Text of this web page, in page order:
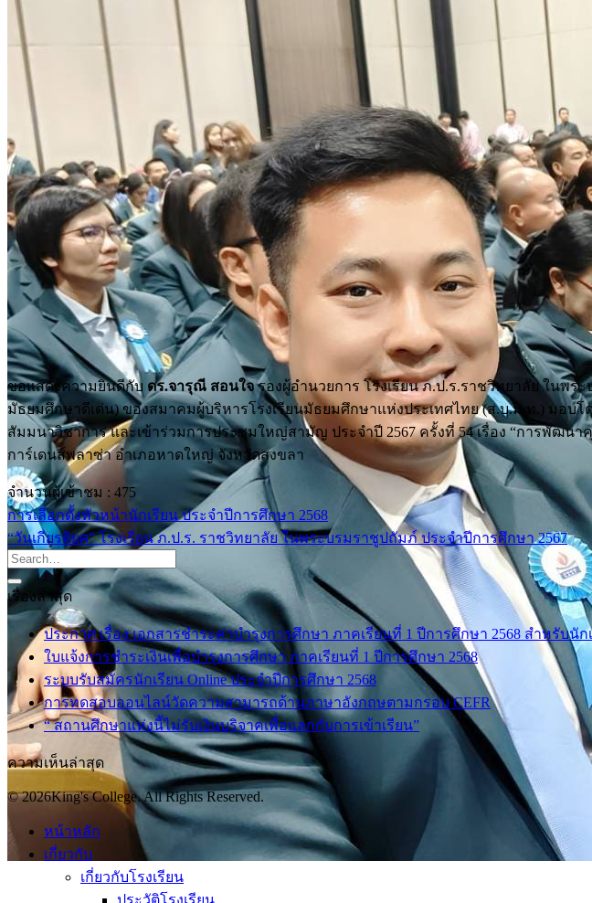
ขอแสดงความยินดีกับ ดร.จารุณี สอนใจรองผู้อำนวยการ โรงเรียน ภ.ป.ร.ราชวิทยาลัย ในพร
มัธยมศึกษาดีเด่น) ของสมาคมผู้บริหารโรงเรียนมัธยมศึกษาแห่งประเทศไทย (ส.บ.ม.ท.) มอบ
สัมมนาวิชาการ และเข้าร่วมการประชุมใหญ่สามัญ ประจำปี 2567 ครั้งที่ 54 เรื่อง “การพัฒ
การ์เดนส์พลาซ่า อำเภอหาดใหญ่ จังหวัดสงขลา
จำนวนผู้เข้าชม : 475
การเลือกตั้งหัวหน้านักเรียน ประจำปีการศึกษา 2568
“วันเกียรติยศ” โรงเรียน ภ.ป.ร. ราชวิทยาลัย ในพระบรมราชูปถัมภ์ ประจำปีการศึกษา 2567
เรื่องล่าสุด
ประกาศ เรื่อง เอกสารชำระค่าบำรุงการศึกษา ภาคเรียนที่ 1 ปีการศึกษา 2568 สำหรับนั
ใบแจ้งการชำระเงินเพื่อบำรุงการศึกษา ภาคเรียนที่ 1 ปีการศึกษา 2568
ระบบรับสมัครนักเรียน Online ประจำปีการศึกษา 2568
การทดสอบออนไลน์วัดความสามารถด้านภาษาอังกฤษตามกรอบ CEFR
“ สถานศึกษาแห่งนี้ไม่รับเงินบริจาคเพื่อแลกกับการเข้าเรียน”
ความเห็นล่าสุด
© 2026King's College. All Rights Reserved.
หน้าหลัก
เกี่ยวกับ
เกี่ยวกับโรงเรียน
ประวัติโรงเรียน